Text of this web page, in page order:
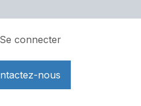
Se connecter
nous